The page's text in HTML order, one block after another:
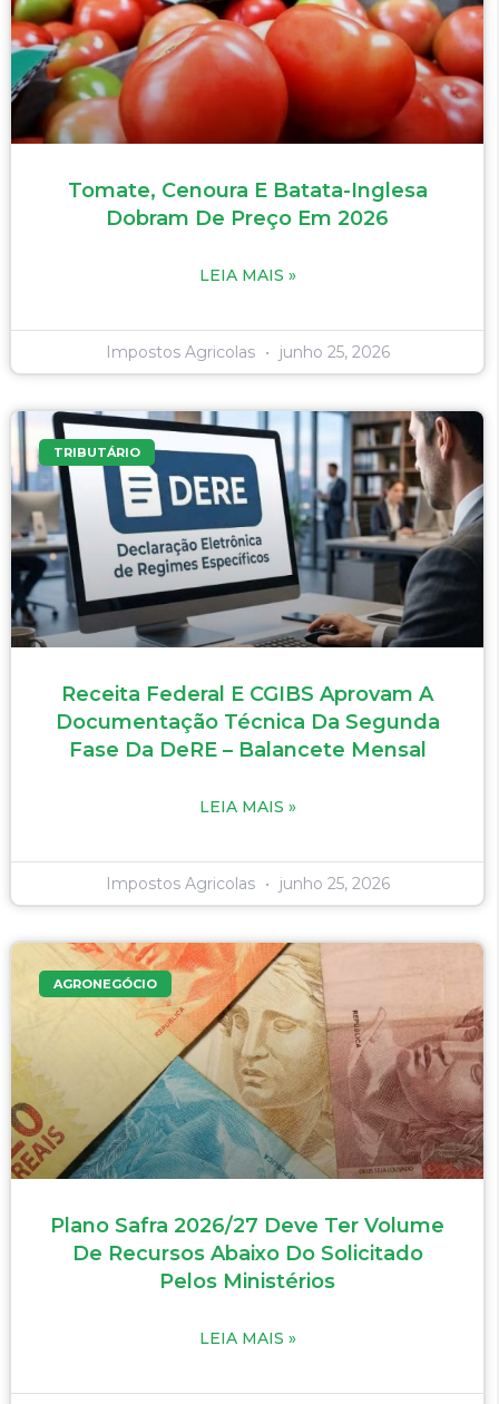
Tomate, Cenoura E Batata-Inglesa
Dobram De Preço Em 2026
LEIA MAIS »
Impostos Agricolas junho 25, 2026
TRIBUTÁRIO
Receita Federal E CGIBS Aprovam A
Documentação Técnica Da Segunda
Fase Da DeRE – Balancete Mensal
LEIA MAIS »
Impostos Agricolas junho 25, 2026
AGRONEGÓCIO
Plano Safra 2026/27 Deve Ter Volume
De Recursos Abaixo Do Solicitado
Pelos Ministérios
LEIA MAIS »